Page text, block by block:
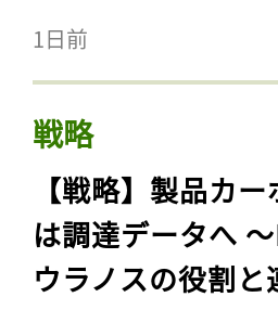
1日前
戦略
【戦略】製品カ
は調達データへ
ウラノスの役割と